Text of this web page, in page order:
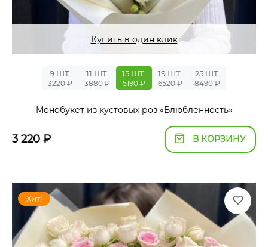
Купить в один клик
9 ШТ.
3220 ₽
11 ШТ.
3880 ₽
15 ШТ.
5190 ₽
19 ШТ.
6520 ₽
25 ШТ.
8490 ₽
Монобукет из кустовых роз «Влюбленность»
3 220 ₽ В КОРЗИНУ
Хит!